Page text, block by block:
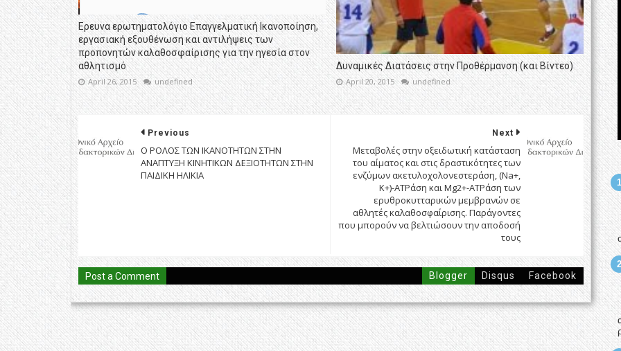
Ερευνα ερωτηματολόγιο Επαγγελματική Ικανοποίηση,
εργασιακή εξουθένωση και αντιλήψεις των
προπονητών καλαθοσφαίρισης για την ηγεσία στον
αθλητισμό
April 26, 2015 undefined
Δυναμικές Διατάσεις στην Προθέρμανση (και Βίντεο)
April 20, 2015 undefined
Next
Μεταβολές στην οξειδωτική κατάσταση
του αίματος και στις δραστικότητες των
ενζύμων ακετυλοχολονεστεράση, (Na+,
K+)-ATPάση και Mg2+-ATPάση των
ερυθροκυτταρικών μεμβρανών σε
αθλητές καλαθοσφαίρισης. Παράγοντες
που μπορούν να βελτιώσουν την αποδοσή
τους
Previous
Ο ΡΟΛΟΣ ΤΩΝ ΙΚΑΝΟΤΗΤΩΝ ΣΤΗΝ
ΑΝΑΠΤΥΞΗ ΚΙΝΗΤΙΚΩΝ ΔΕΞΙΟΤΗΤΩΝ ΣΤΗΝ
ΠΑΙΔΙΚΗ ΗΛΙΚΙΑ
Post a Comment Blogger Disqus Facebook